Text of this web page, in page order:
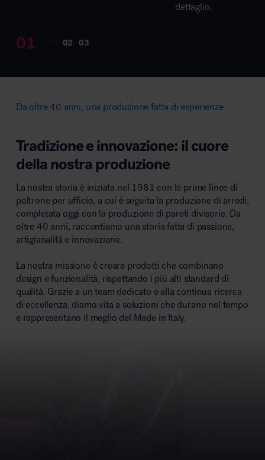
dettaglio.
Da oltre 40 anni, una produzione fatta di esperienze
Tradizione e innovazione: il cuore
della nostra produzione
La nostra storia è iniziata nel 1981 con le prime linee di
poltrone per ufficio, a cui è seguita la produzione di arredi,
completata oggi con la produzione di pareti divisorie. Da
oltre 40 anni, raccontiamo una storia fatta di passione,
artigianalità e innovazione.
La nostra missione è creare prodotti che combinano
design e funzionalità, rispettando i più alti standard di
qualità. Grazie a un team dedicato e alla continua ricerca
di eccellenza, diamo vita a soluzioni che durano nel tempo
e rappresentano il meglio del Made in Italy.